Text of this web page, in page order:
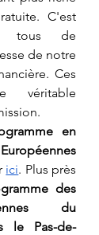
C'est
tous de
de notre
Ces
véritable
en
ici. Plus près
des
du
le Pas-de-